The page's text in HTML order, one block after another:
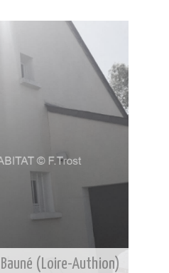
(Loire-Authion)